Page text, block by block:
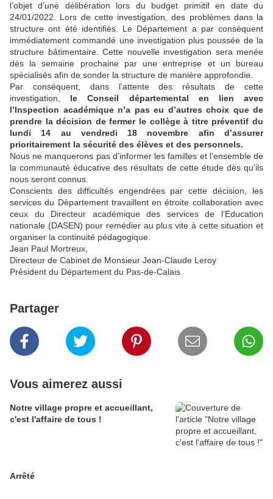
l’objet d’une délibération lors du budget primitif en date du
24/01/2022. Lors de cette investigation, des problèmes dans la
structure ont été identifiés. Le Département a par conséquent
immédiatement commandé une investigation plus poussée de la
structure bâtimentaire. Cette nouvelle investigation sera menée
dès la semaine prochaine par uneentreprise et un bureau
spécialisés afin de sonder la structure de manière approfondie.
Par conséquent, dans l’attente des résultats de cette
investigation, le Conseil départemental en lien avec
l’Inspection académique n’a pas eu d’autres choix que de
prendre ladécision de fermer le collège à titre préventif du
lundi 14 au vendredi 18 novembre afin d’assurer
prioritairement la sécurité des élèves et des personnels.
Nous ne manquerons pas d’informer les familles et l’ensemble de
la communauté éducative des résultats de cette étude dès qu’ils
nous seront connus.
Conscients des difficultés engendrées par cette décision, les
services du Département travaillent en étroite collaboration avec
ceux du Directeur académique des services de l’Education
nationale (DASEN) pour remédier au plus vite à cette situation et
organiser la continuité pédagogique.
Jean Paul Mortreux,
Directeur de Cabinet de Monsieur Jean-Claude Leroy
Président du Département du Pas-de-Calais
Partager
Vous aimerez aussi
Notre village propre et accueillant,
c'est l'affaire de tous !
Arrêté